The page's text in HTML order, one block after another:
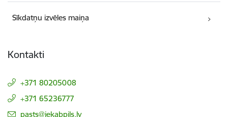
Sīkdatņu izvēles maiņa
Kontakti
+371 80205008
+371 65236777
E-pasts:
pasts@jekabpils.lv